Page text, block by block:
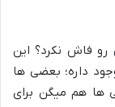
رو فاش نکرد؟ این
داره؛ بعضی ها
ها هم میگن برای